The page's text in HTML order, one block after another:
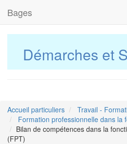
Bages
Démarches et
Accueil particuliers
Travail -
Formation professionnelle dans la
Bilan de compétences dans la
(FPT)